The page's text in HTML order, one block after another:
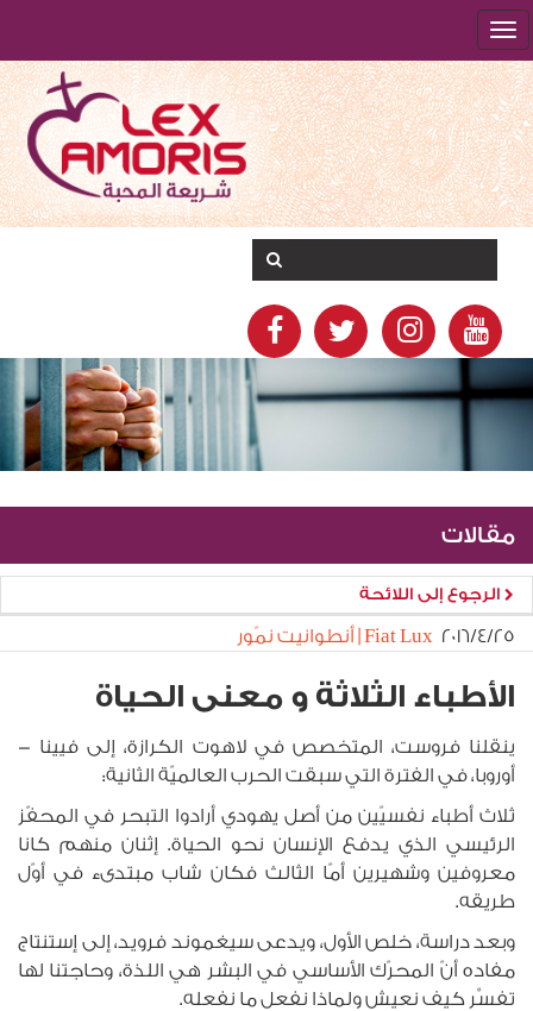
مقالات
الرجوع إلى اللائحة
٢٥‏/٤‏/٢٠١٦ Fiat Lux | أنطوانيت نمّور
الأطباء الثلاثة و معنى الحياة
ينقلنا فروست، المتخصص في لاهوت الكرازة، إلى فيينا -
أوروبا، في الفترة التي سبقت الحرب العالميّة الثانية:
ثلاث أطباء نفسيّين من أصل يهودي أرادوا التبحر في المحفّز
الرئيسي الذي يدفع الإنسان نحو الحياة. إثنان منهم كانا
معروفين وشهيرين أمّا الثالث فكان شاب مبتدىء في أوّل
طريقه.
وبعد دراسة، خلص الأول، ويدعى سيغموند فرويد، إلى إستنتاج
مفاده أنّ المحرّك الأساسي في البشر هي اللذة، وحاجتنا لها
تفسِّر كيف نعيش ولماذا نفعل ما نفعله.